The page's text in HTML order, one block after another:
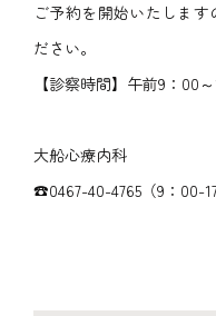
ご予約を開始いたしま
ださい。
【診察時間】午前9：
大船心療内科
☎0467-40-4765（9：00-17